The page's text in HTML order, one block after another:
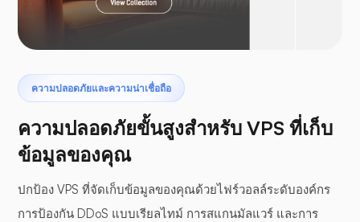
เทอโรแด็กทิล
แผงกันชน
ความปลอดภัยและความน่าเชื่อถือ
ความปลอดภัยขั้นสูงสำหรับ VPS ที่เก็บ
ข้อมูลของคุณ
ปกป้อง VPS ที่จัดเก็บข้อมูลของคุณด้วยไฟร์วอลล์ระดับองค์กร
การป้องกัน DDoS แบบเรียลไทม์ การสแกนมัลแวร์ และการ